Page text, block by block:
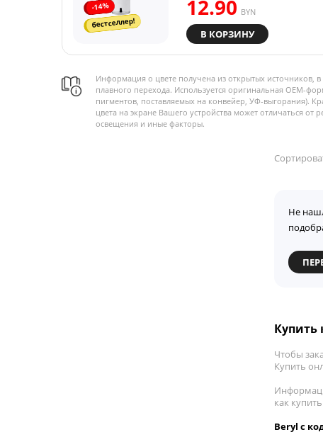
-14%
бестселлер!
12.90 BYN
В КОРЗИНУ
Информация о цвете получена из открытых источников,
плавного перехода. Используется оригинальная OEM-
пигментов, поставляемых на конвейер, УФ-выгорания).
цвета на экране Вашего устройства может отличаться от
освещения и иные факторы.
Не
Купить
Чтобы
Купить
как
Beryl с